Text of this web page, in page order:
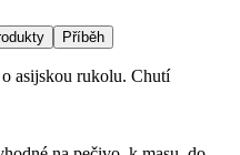
Příběh
o asijskou rukolu. Chutí